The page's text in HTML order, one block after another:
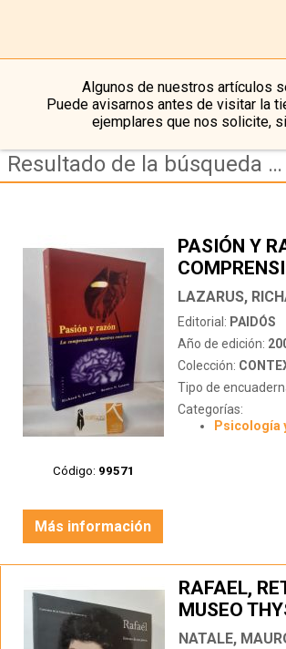
Algunos de nuestros artículos
Puede avisarnos antes de visitar la
ejemplares que nos solicite,
Resultado de la búsqueda de coleccion contextos
Código: 99571
PASIÓN Y
EMOCIONES
LAZARUS,
Editorial: PAIDÓS
Año de edición:
Colección:
Tipo de
Categorías:
Psicología
Más información
RAFAEL,
MUSEO
OCT 2005 -
NATALE,